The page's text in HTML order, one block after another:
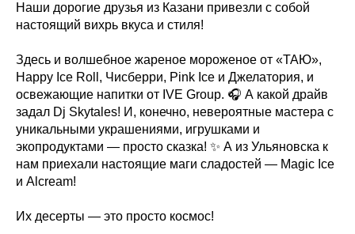
Наши дорогие друзья из Казани привезли с собой
настоящий вихрь вкуса и стиля!
Здесь и волшебное жареное мороженое от «ТАЮ»,
Happy Ice Roll, Чисберри, Pink Ice и Джелатория, и
освежающие напитки от IVE Group. 🎧 А какой драйв
задал Dj Skytales! И, конечно, невероятные мастера с
уникальными украшениями, игрушками и
экопродуктами — просто сказка! ✨ А из Ульяновска к
нам приехали настоящие маги сладостей — Magic Ice
и Alcream!
Их десерты — это просто космос!